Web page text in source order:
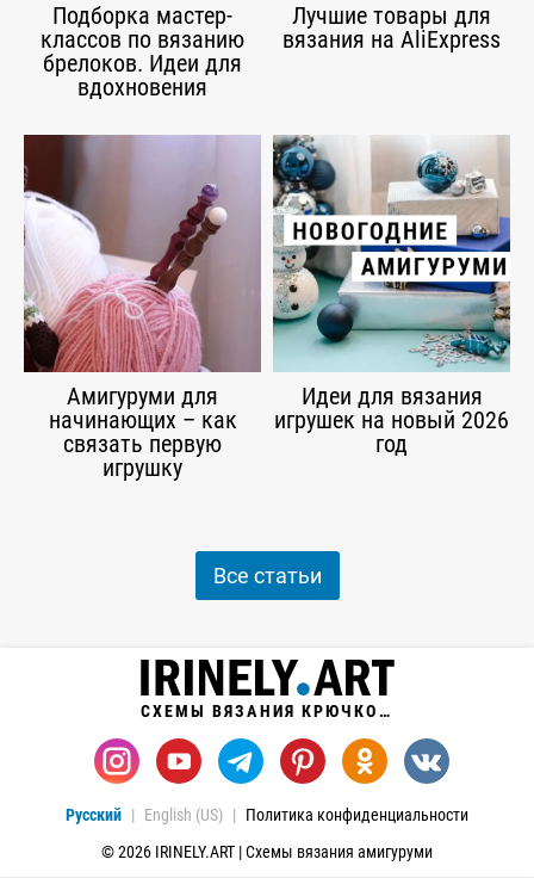
Подборка мастер-
классов по вязанию
брелоков. Идеи для
вдохновения
Лучшие товары для
вязания на AliExpress
Амигуруми для
начинающих – как
связать первую
игрушку
Идеи для вязания
игрушек на новый 2026
год
Все статьи
СХЕМЫ ВЯЗАНИЯ КРЮЧКОМ
Русский English (US)
Политика конфиденциальности
© 2026 IRINELY.ART | Схемы вязания амигуруми